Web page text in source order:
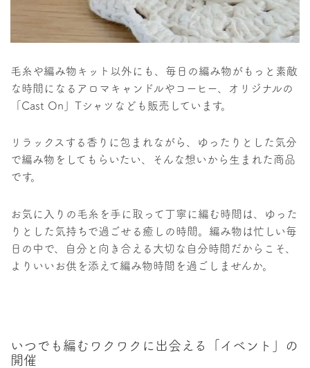
毛糸や編み物キット以外にも、毎日の編み物がもっと素敵
な時間になるアロマキャンドルやコーヒー、オリジナルの
「Cast On」Tシャツなども販売しています。
リラックスする香りに包まれながら、ゆったりとした気分
で編み物をしてもらいたい、そんな想いから生まれた商品
です。
お気に入りの毛糸を手に取って丁寧に編む時間は、ゆった
りとした気持ちで過ごせる癒しの時間。編み物は忙しい毎
日の中で、自分と向き合える大切な自分時間だからこそ、
よりいいお供を添えて編み物時間を過ごしませんか。
いつでも編むワクワクに出会える「イベント」の
開催